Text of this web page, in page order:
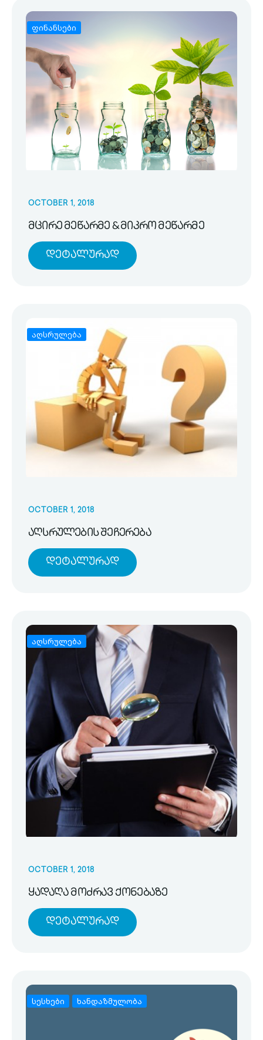
ფინანსები
OCTOBER 1, 2018
მცირე მეწარმე & მიკრო მეწარმე
Დეტალურად
აღსრულება
OCTOBER 1, 2018
აღსრულების შეჩერება
Დეტალურად
აღსრულება
OCTOBER 1, 2018
ყადაღა მოძრავ ქონებაზე
Დეტალურად
სესხები ხანდაზმულობა